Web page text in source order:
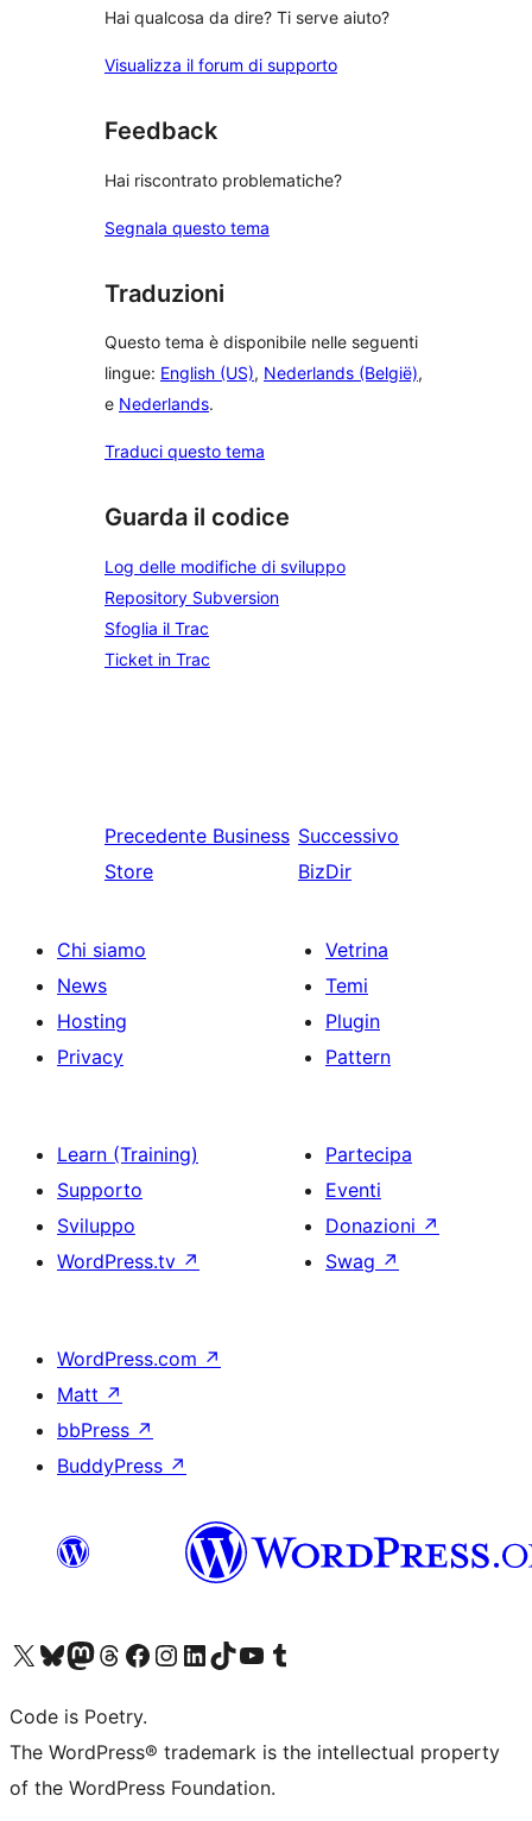
Hai qualcosa da dire? Ti serve aiuto?
Visualizza il forum di supporto
Feedback
Hai riscontrato problematiche?
Segnala questo tema
Traduzioni
Questo tema è disponibile nelle seguenti
lingue: English (US), Nederlands (België),
e Nederlands.
Traduci questo tema
Guarda il codice
Log delle modifiche di sviluppo
Repository Subversion
Sfoglia il Trac
Ticket in Trac
Precedente Business
Store
Successivo
BizDir
Chi siamo
News
Hosting
Privacy
Vetrina
Temi
Plugin
Pattern
Learn (Training)
Supporto
Sviluppo
WordPress.tv ↗
Partecipa
Eventi
Donazioni ↗
Swag ↗
WordPress.com ↗
Matt ↗
bbPress ↗
BuddyPress ↗
Visita il nostro account X (ex Twitter)
Visita il nostro account Bluesky
Visita il nostro account Mastodon
Visita il nostro account Threads
Visita la nostra pagina Facebook
Visita il nostro account Instagram
Visita il nostro account LinkedIn
Visita il nostro account TikTok
Visita il nostro canale YouTube
Visita il nostro account Tumblr
Code is Poetry.
The WordPress® trademark is the intellectual property
of the WordPress Foundation.